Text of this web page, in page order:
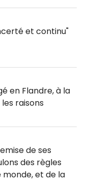
et continu"
en Flandre, à la
raisons
de ses
des règles
et de la